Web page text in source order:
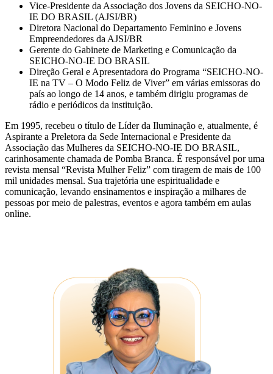
Vice-Presidente da Associação dos Jovens da SEICHO-NO-
IE DO BRASIL (AJSI/BR)
Diretora Nacional do Departamento Feminino e Jovens
Empreendedores da AJSI/BR
Gerente do Gabinete de Marketing e Comunicação da
SEICHO-NO-IE DO BRASIL
Direção Geral e Apresentadora do Programa “SEICHO-NO-
IE na TV – O Modo Feliz de Viver” em várias emissoras do
país ao longo de 14 anos, e também dirigiu programas de
rádio e periódicos da instituição.
Em 1995, recebeu o título de Líder da Iluminação e, atualmente, é
Aspirante a Preletora da Sede Internacional e Presidente da
Associação das Mulheres da SEICHO-NO-IE DO BRASIL,
carinhosamente chamada de Pomba Branca. É responsável por uma
revista mensal “Revista Mulher Feliz” com tiragem de mais de 100
mil unidades mensal. Sua trajetória une espiritualidade e
comunicação, levando ensinamentos e inspiração a milhares de
pessoas por meio de palestras, eventos e agora também em aulas
online.